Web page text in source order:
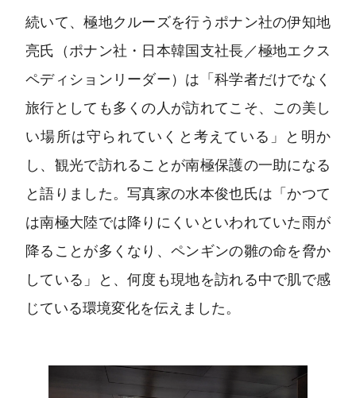
続いて、極地クルーズを行うポナン社の伊知地
亮氏（ポナン社・日本韓国支社長／極地エクス
ペディションリーダー）は「科学者だけでなく
旅行としても多くの人が訪れてこそ、この美し
い場所は守られていくと考えている」と明か
し、観光で訪れることが南極保護の一助になる
と語りました。写真家の水本俊也氏は「かつて
は南極大陸では降りにくいといわれていた雨が
降ることが多くなり、ペンギンの雛の命を脅か
している」と、何度も現地を訪れる中で肌で感
じている環境変化を伝えました。